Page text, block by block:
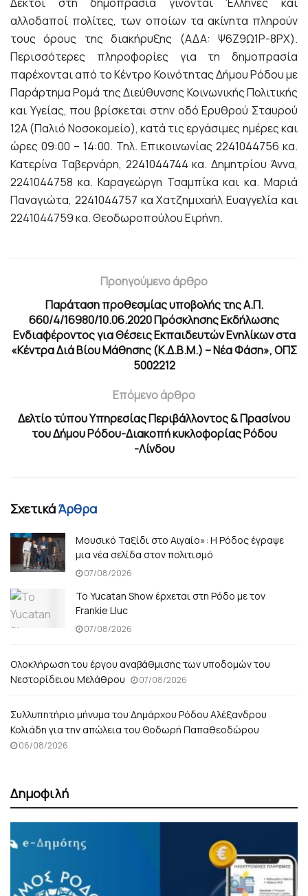
αλλοδαποί πολίτες, των οποίων τα ακίνητα πληρούν
τους όρους της διακήρυξης (ΑΔΑ: Ψ6Ζ9Ω1Ρ-8ΡΧ).
Περισσότερες πληροφορίες για τη δημοπρασία
παρέχονται από τo Κέντρο Κοινότητας Δήμου Ρόδου με
Παράρτημα Ρομά της Διεύθυνσης Κοινωνικής Πολιτικής
και Υγείας, που βρίσκεται στην οδό Ερυθρού Σταυρού
12Α (Παλιό Νοσοκομείο), κατά τις εργάσιμες ημέρες και
ώρες 09:00 – 14:00. Τηλ. Επικοινωνίας 2241044756 κα.
Κατερίνα Ταβερνάρη, 2241044744 κα. Δημητρίου Άννα,
2241044758 κα. Καραγεώργη Τσαμπίκα και κα. Μαριά
Παναγιώτα, 2241044757 κα Χατζημιχαήλ Ευαγγελία και
2241044759 κα. Θεοδωροπούλου Ειρήνη.
Προηγούμενο άρθρο
Παράταση προθεσμίας υποβολής της Α.Π.
660/4/16980/10.06.2020 Πρόσκλησης Εκδήλωσης
Ενδιαφέροντος για Θέσεις Εκπαιδευτών Ενηλίκων στα
«Κέντρα Διά Βίου Μάθησης (Κ.Δ.Β.Μ.) – Νέα Φάση», ΟΠΣ
5002212
Επόμενο άρθρο
Δελτίo τύπου Υπηρεσίας Περιβάλλοντος & Πρασίνου
του Δήμου Ρόδου-Διακοπή κυκλοφορίας Ρόδου
-Λίνδου
ΣχετικάΆρθρα
Μουσικό Ταξίδι στο Αιγαίο»: Η Ρόδος έγραψε
μια νέα σελίδα στον πολιτισμό
07/08/2026
Το Yucatan Show έρχεται στη Ρόδο με τον
Frankie Lluc
07/08/2026
Ολοκλήρωση του έργου αναβάθμισης των υποδομών του
Νεστορίδειου Μελάθρου
07/08/2026
Συλλυπητήριο μήνυμα του Δημάρχου Ρόδου Αλέξανδρου
Κολιάδη για την απώλεια του Θοδωρή Παπαθεοδώρου
06/08/2026
Δημοφιλή